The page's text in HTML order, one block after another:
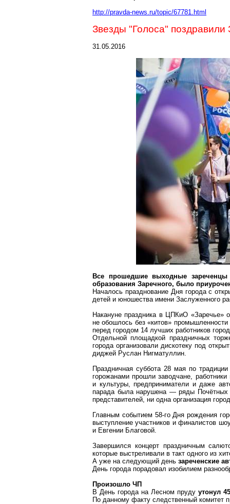
http://pravda-news.ru/topic/67781.html
Звезды "Голоса" поздравили
31.05.2016
Все прошедшие выходные
образования Заречного, было
Началось празднование Дня города с
детей и юношества имени Заслуженного
Накануне праздника в ЦПКиО «Заречье»
не обошлось без «китов»
перед городом 14 лучших работников
Отдельной площадкой праздничных
города организовали дискотеку под
диджей Руслан Нигматуллин.
Праздничная суббота 28 мая по
горожанами прошли заводчане,
и культуры, предприниматели и даже
парада была нарушена — ряды Почётных
представителей, ни одна организация
Главным событием 58-го Дня рождения
выступление участников и финалистов
и Евгении Благовой.
Завершился концерт праздничным
которые выстреливали в такт одного из
А уже на следующий деньзареченские
День города порадовал изобилием
Произошло ЧП
В День города на Лесном пруду утонул
По данному факту следственный комитет